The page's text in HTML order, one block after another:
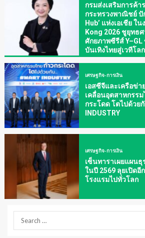
กรมส่งเสริมการค้า
กระทรวงพาณิชย์ ปั
Hub’ แห่งเอเชีย ใ
Kong 2026 ชูยุทธ
ศักยภาพซีรีส์
บันเทิงไทยสู่เวทีโลก
เศรษฐกิจ-การเงิน
เอสซีจีและเครือข่า
เคลื่อนอุตสาหกรร
กระโดด โตไปด้วย
INDUSTRY
เศรษฐกิจ-การเงิน
เซ็นทาราเผยแผน
ในปี 2569 ลุยเปิดอี
โรงแรมไปทั่วโลก